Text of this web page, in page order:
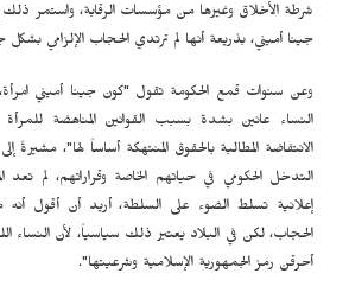
شرطة الأخلاق وغيرها من مؤسسات الرقابة، واستمر
جينا أميني، بذريعة أنها لم ترتدي الحجاب الإلزامي
وعن سنوات قمع الحكومة تقول "كون جينا أميني امرأة،
النساء عانين بشدة بسبب القوانين المناهضة
الانتفاضة المطالبة بالحقوق المنتهكة أساساً لها"، مشيرةً
التدخل الحكومي في حياتهم الخاصة وقراراتهم، لم
إعلانية تسلط الضوء على السلطة، أريد أن أقول أنه
الحجاب، لكن في البلاد يعتبر ذلك سياسياً، لأن النساء
أحرقن رمز الجمهورية الإسلامية وشرعيتها".